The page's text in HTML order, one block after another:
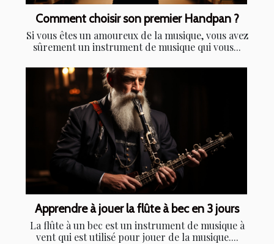
Comment choisir son premier Handpan ?
Si vous êtes un amoureux de la musique, vous avez
sûrement un instrument de musique qui vous...
Apprendre à jouer la flûte à bec en 3 jours
La flûte à un bec est un instrument de musique à
vent qui est utilisé pour jouer de la musique....